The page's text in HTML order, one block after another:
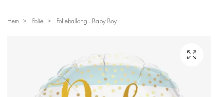
Hem Folie Folieballong - Baby Boy